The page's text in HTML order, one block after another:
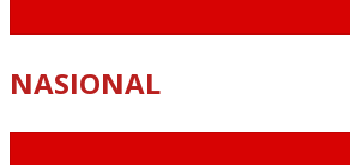
NASIONAL